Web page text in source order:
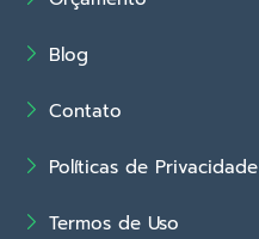
Blog
Contato
Políticas de Privacidade
Termos de Uso